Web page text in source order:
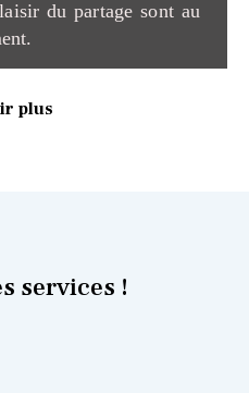
du partage sont au
plus
services !